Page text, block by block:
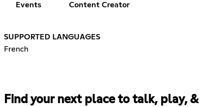
Events Content Creator
SUPPORTED LANGUAGES
French
Find your next place to talk, play, &